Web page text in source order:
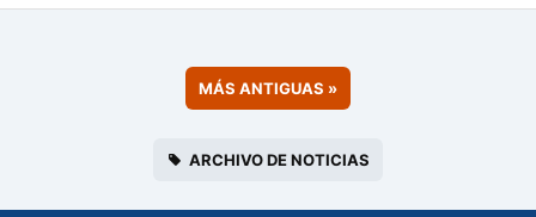
MÁS ANTIGUAS »
ARCHIVO DE NOTICIAS